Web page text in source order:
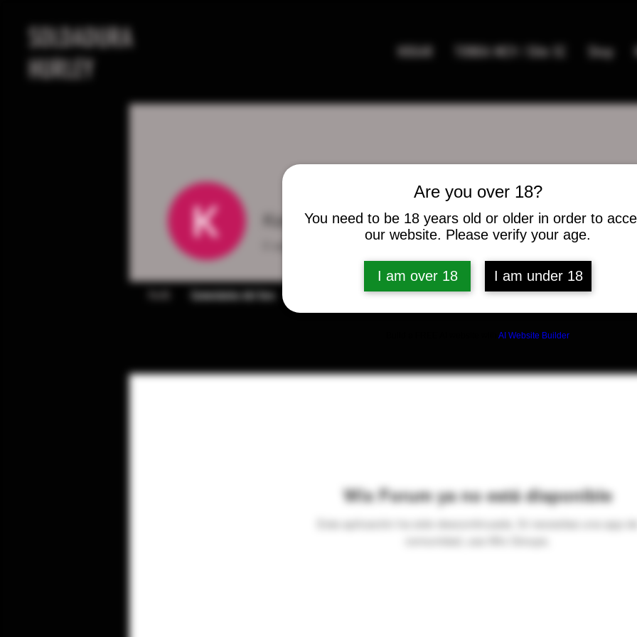
Are you over 18?
You need to be 18 years old or older in order to
our website. Please verify your age.
I am over 18 I am under 18
AI Website Builder
SOLDADURA
HURLEY
HOGAR TIENDA MC9 / Elite SC Shop
Wix Forum ya no está disponible
Esta aplicación ha sido descontinuada. Si necesitas una app
comunidad, usa Wix Groups.
Kenny Whitehead
Comentarios del foro Publicaciones del foro